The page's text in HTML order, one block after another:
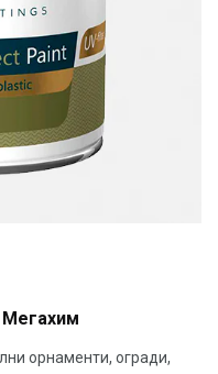
Мегахим
орнаменти, огради,